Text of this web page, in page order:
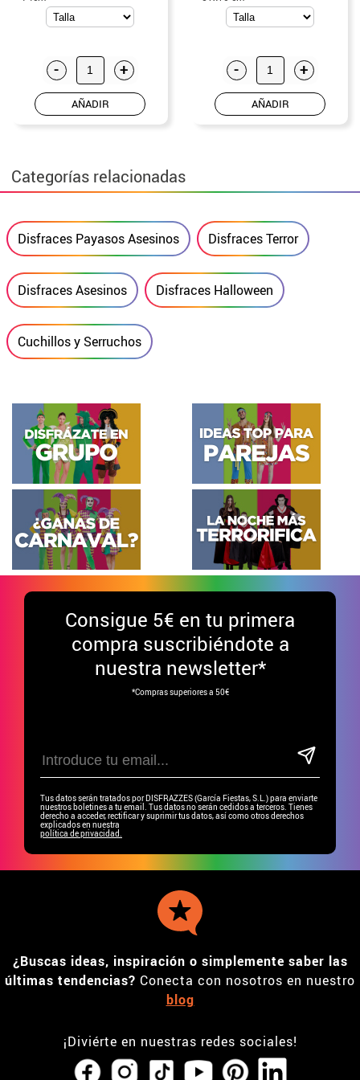
- +
AÑADIR
- +
AÑADIR
Categorías relacionadas
Disfraces Payasos Asesinos Disfraces Terror
Disfraces Asesinos Disfraces Halloween
Cuchillos y Serruchos
Consigue 5€ en tu primera
compra suscribiéndote a
nuestra newsletter*
*Compras superiores a 50€
Tus datos serán tratados por DISFRAZZES (García Fiestas, S.L.) para enviarte
nuestros boletines a tu email. Tus datos no serán cedidos a terceros. Tienes
derecho a acceder, rectificar y suprimir tus datos, así como otros derechos
explicados en nuestra
política de privacidad.
¿Buscas ideas, inspiración o simplemente saber las
últimas tendencias? Conecta con nosotros en nuestro
blog
¡Diviérte en nuestras redes sociales!